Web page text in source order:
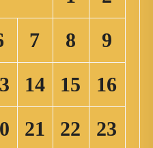
7 8
9
14 15
16
21 22
23